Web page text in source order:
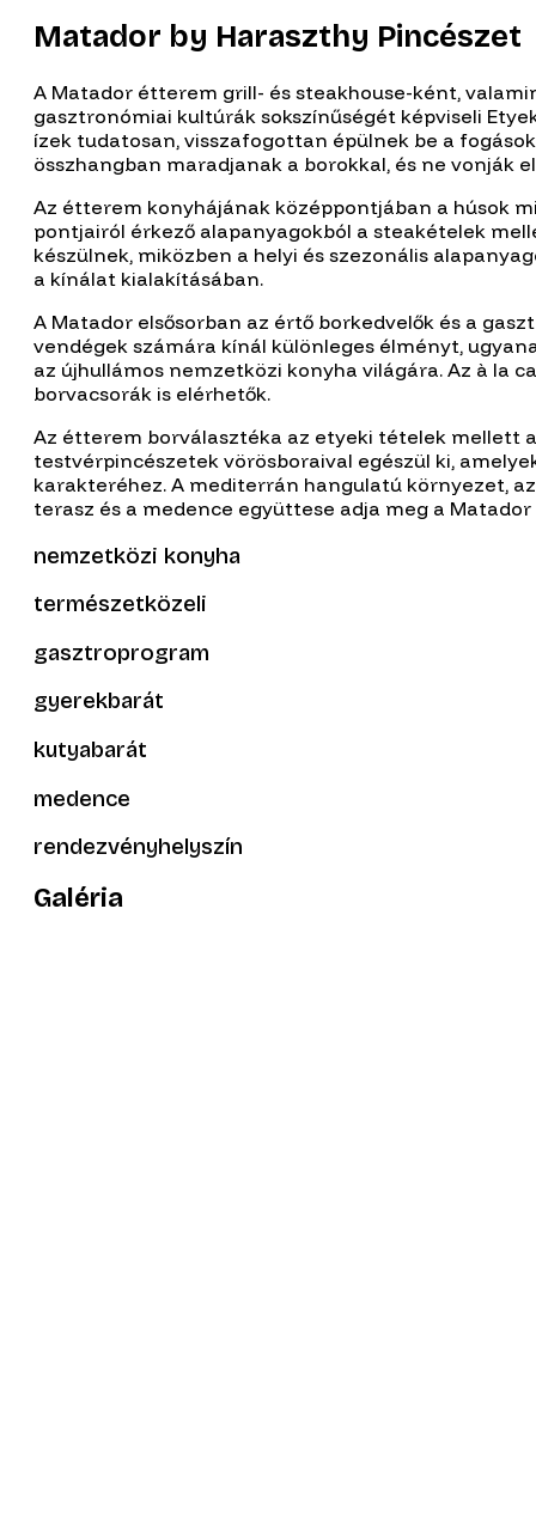
Matador by Haraszthy Pincészet
A Matador étterem grill- és steakhouse-ként,
gasztronómiai kultúrák sokszínűségét képviseli
ízek tudatosan, visszafogottan épülnek be a
összhangban maradjanak a borokkal, és ne vonják
Az étterem konyhájának középpontjában a húsok
pontjairól érkező alapanyagokból a steakételek
készülnek, miközben a helyi és szezonális
a kínálat kialakításában.
A Matador elsősorban az értő borkedvelők és a
vendégek számára kínál különleges élményt,
az újhullámos nemzetközi konyha világára. Az à la
borvacsorák is elérhetők.
Az étterem borválasztéka az etyeki tételek mellett
testvérpincészetek vörösboraival egészül ki,
karakteréhez. A mediterrán hangulatú környezet,
terasz és a medence együttese adja meg a
nemzetközi konyha
természetközeli
gasztroprogram
gyerekbarát
kutyabarát
medence
rendezvényhelyszín
Galéria